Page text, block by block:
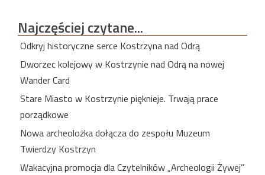
Najczęściejczytane...
Odkryj historyczne serce Kostrzyna nad Odrą
Dworzec kolejowy w Kostrzynie nad Odrą na nowej
Wander Card
Stare Miasto w Kostrzynie pięknieje. Trwają prace
porządkowe
Nowa archeolożka dołącza do zespołu Muzeum
Twierdzy Kostrzyn
Wakacyjna promocja dla Czytelników „Archeologii Żywej”